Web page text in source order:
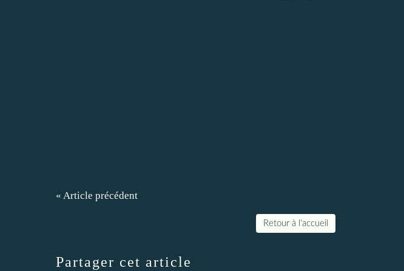
« Article précédent
Retour à l'accueil
Partager cet article